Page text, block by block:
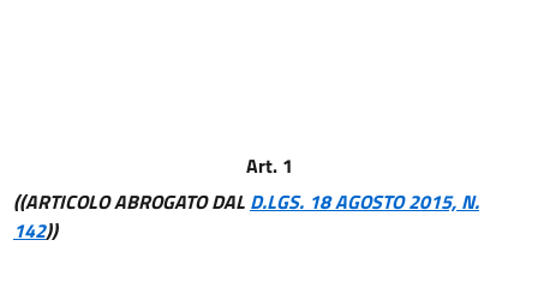
Art. 1
((ARTICOLO ABROGATO DAL D.LGS. 18 AGOSTO 2015, N.
142))